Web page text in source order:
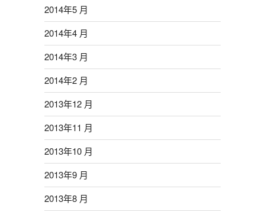
2014年5 月
2014年4 月
2014年3 月
2014年2 月
2013年12 月
2013年11 月
2013年10 月
2013年9 月
2013年8 月